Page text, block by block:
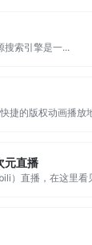
搜索引擎是一...
捷的版权动画播放
元直播